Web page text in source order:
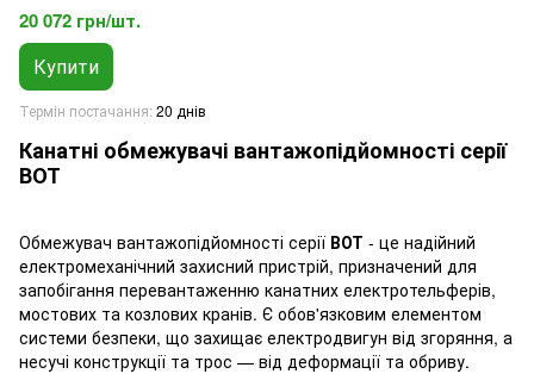
20 072 грн/шт.
Купити
Термін постачання 20 днів
Канатні обмежувачі вантажопідйомності серії
ВОТ
Обмежувач вантажопідйомності серії ВОТ - це надійний
електромеханічний захисний пристрій, призначений для
запобігання перевантаженню канатних електротельферів,
мостових та козлових кранів. Є обов'язковим елементом
системи безпеки, що захищає електродвигун від згоряння, а
несучі конструкції та трос — від деформації та обриву.